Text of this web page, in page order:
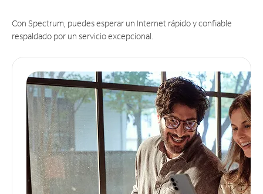
Con Spectrum, puedes esperar un Internet rápido y confiable
respaldado por un servicio excepcional.